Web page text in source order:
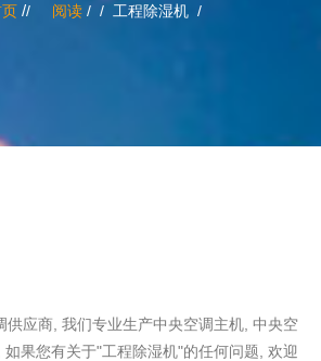
/ 阅读/ 工程除湿机
供应商, 我们专业生产中央空调主机, 中央空
果您有关于"工程除湿机"的任何问题, 欢迎